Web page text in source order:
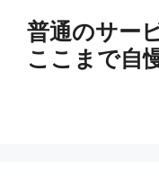
普通のサー
ここまで自